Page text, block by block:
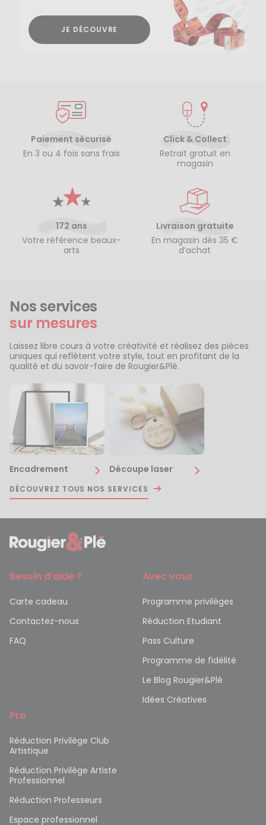
JE DÉCOUVRE
Paiement sécurisé
En 3 ou 4 fois sans frais
Click & Collect
Retrait gratuit en
magasin
172 ans
Votre référence beaux-
arts
Livraison gratuite
En magasin dès 35 €
d’achat
Nos services
sur mesures
Laissez libre cours à votre créativité et réalisez des pièces
uniques qui reflètent votre style, tout en profitant de la
qualité et du savoir-faire de Rougier&Plé.
Encadrement Découpe laser
DÉCOUVREZ TOUS NOS SERVICES
Besoin d’aide ?
Carte cadeau
Contactez-nous
FAQ
Avec vous
Programme privilèges
Réduction Etudiant
Pass Culture
Programme de fidélité
Le Blog Rougier&Plé
Idées Créatives
Pro
Réduction Privilège Club
Artistique
Réduction Privilège Artiste
Professionnel
Réduction Professeurs
Espace professionnel